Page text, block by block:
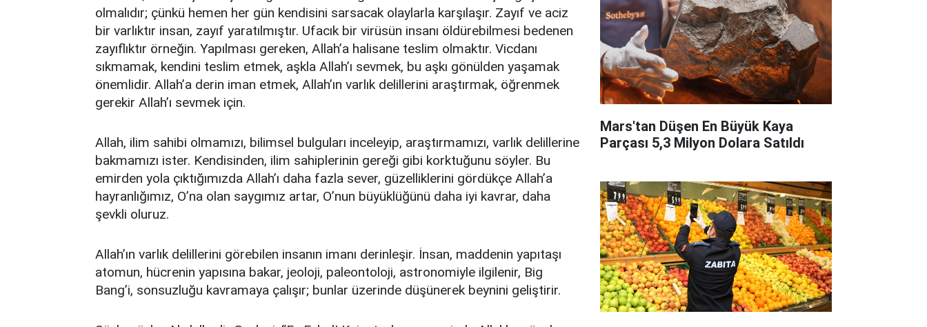
olmalıdır; çünkü hemen her gün kendisini sarsacak olaylarla karşılaşır. Zayıf ve aciz
bir varlıktır insan, zayıf yaratılmıştır. Ufacık bir virüsün insanı öldürebilmesi bedenen
zayıflıktır örneğin. Yapılması gereken, Allah’a halisane teslim olmaktır. Vicdanı
sıkmamak, kendini teslim etmek, aşkla Allah’ı sevmek, bu aşkı gönülden yaşamak
önemlidir. Allah’a derin iman etmek, Allah’ın varlık delillerini araştırmak, öğrenmek
gerekir Allah’ı sevmek için.
Allah, ilim sahibi olmamızı, bilimsel bulguları inceleyip, araştırmamızı, varlık delillerine
bakmamızı ister. Kendisinden, ilim sahiplerinin gereği gibi korktuğunu söyler. Bu
emirden yola çıktığımızda Allah’ı daha fazla sever, güzelliklerini gördükçe Allah’a
hayranlığımız, O’na olan saygımız artar, O’nun büyüklüğünü daha iyi kavrar, daha
şevkli oluruz.
Allah’ın varlık delillerini görebilen insanın imanı derinleşir. İnsan, maddenin yapıtaşı
atomun, hücrenin yapısına bakar, jeoloji, paleontoloji, astronomiyle ilgilenir, Big
Bang’i, sonsuzluğu kavramaya çalışır; bunlar üzerinde düşünerek beynini geliştirir.
Mars'tan Düşen En Büyük Kaya
Parçası 5,3 Milyon Dolara Satıldı